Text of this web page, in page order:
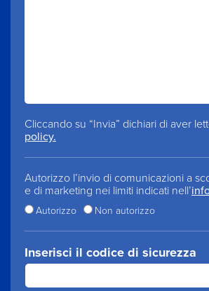
Cliccando su “Invia” dichiari di aver
policy.
Autorizzo l’invio di comunicazioni a
e di marketing nei limiti indicati nell’
Autorizzo Non autorizzo
Inserisci il codice di sicurezza